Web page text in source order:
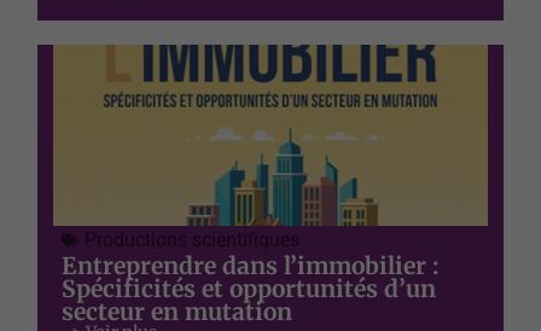
Productions scientifiques
Entreprendre dans l’immobilier :
Spécificités et opportunités d’un
secteur en mutation